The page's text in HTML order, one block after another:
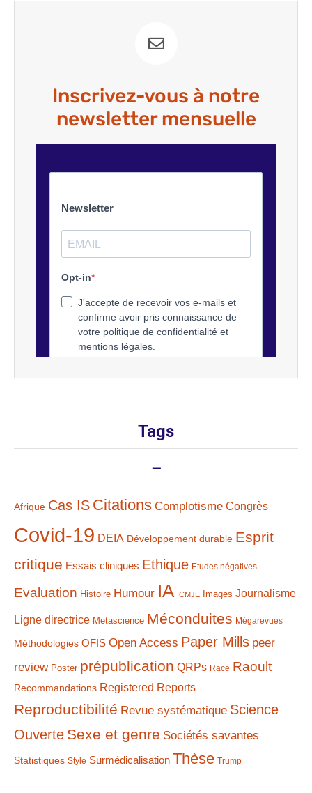
Inscrivez-vous à notre
newsletter mensuelle
Tags
–
Afrique Cas IS Citations Complotisme Congrès
Covid-19 DEIA Développement durable Esprit
critique Essais cliniques Ethique Etudes négatives
Evaluation Histoire Humour IA ICMJE Images Journalisme
Ligne directrice Metascience Méconduites Mégarevues
Méthodologies OFIS Open Access Paper Mills peer
review Poster prépublication QRPs Race Raoult
Recommandations Registered Reports
Reproductibilité Revue systématique Science
Ouverte Sexe et genre Sociétés savantes
Statistiques Style Surmédicalisation Thèse Trump